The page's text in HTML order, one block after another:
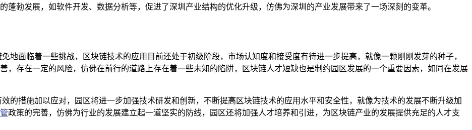
蓬勃发展，如软件开发、数据分析等，促进了深圳产业结构的优化升级，仿佛为深圳的产业发展带来了一场深刻的变革。
地面临着一些挑战，区块链技术的应用目前还处于初级阶段，市场认知度和接受度有待进一步提高，就像一颗刚刚发芽的种子，
，存在一定的风险，仿佛在前行的道路上存在着一些未知的陷阱，区块链人才短缺也是制约园区发展的一个重要因素，如同在发展
的措施加以应对，园区将进一步加强技术研发和创新，不断提高区块链技术的应用水平和安全性，就像为技术的发展不断升级加
政策的完善，仿佛为行业的发展建立起一道坚实的防线，园区还将加强人才培养和引进，为区块链产业的发展提供充足的人才支